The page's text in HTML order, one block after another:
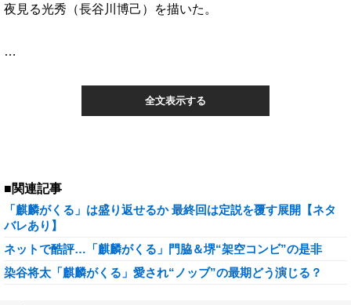
夜見る光秀（長谷川博己）を描いた。
…
全文表示する
■関連記事
「麒麟がくる」は盛り返せるか 最終回は定説を覆す展開【ネタ
バレあり】
ネットで酷評…「麒麟がくる」門脇＆堺“架空コンビ”の是非
染谷将太「麒麟がくる」愛され“ノッブ”の最期どう演じる？